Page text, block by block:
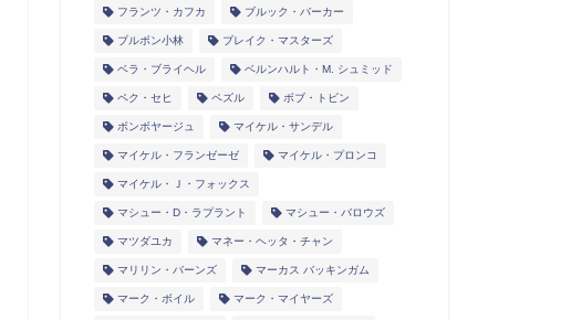
フランツ・カフカ ブルック・バーカー
ブルボン小林 ブレイク・マスターズ
ベラ・ブライヘル ベルンハルト・M. シュミッド
ペク・セヒ ペズル ボブ・トビン
ボンボヤージュ マイケル・サンデル
マイケル・フランゼーゼ マイケル・プロンコ
マイケル・Ｊ・フォックス
マシュー・D・ラプラント マシュー・バロウズ
マツダユカ マネー・ヘッタ・チャン
マリリン・バーンズ マーカス バッキンガム
マーク・ボイル マーク・マイヤーズ